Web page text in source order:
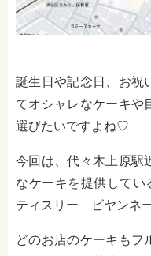
誕生日や記念日、お祝
てオシャレなケーキや
選びたいですよね♡
今回は、代々木上原駅
なケーキを提供してい
ティスリー ビヤンネ
どのお店のケーキもフ